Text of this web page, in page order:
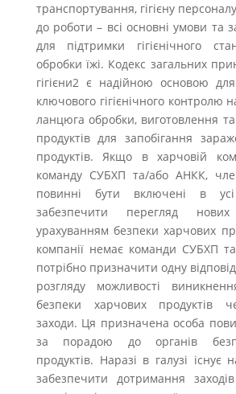
транспортування, гігієну
до роботи – всі основні умови та
для підтримки гігієнічного
обробки їжі. Кодекс загальних
гігієни2 є надійною основою
ключового гігієнічного контролю
ланцюга обробки, виготовлення
продуктів для запобігання
продуктів. Якщо в харчовій
команду СУБХП та/або АНКК,
повинні бути включені в усі
забезпечити перегляд
урахуванням безпеки харчових
компанії немає команди СУБХП
потрібно призначити одну
розгляду можливості
безпеки харчових продуктів
заходи. Ця призначена особа
за порадою до органів
продуктів. Наразі в галузі існує
забезпечити дотримання